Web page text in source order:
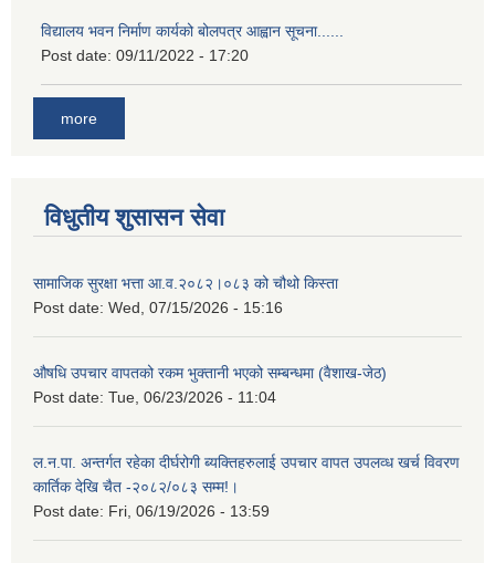
विद्यालय भवन निर्माण कार्यको बोलपत्र आह्वान सूचना......
Post date: 09/11/2022 - 17:20
more
विधुतीय शुसासन सेवा
सामाजिक सुरक्षा भत्ता आ.व.२०८२।०८३ को चौथो किस्ता
Post date: Wed, 07/15/2026 - 15:16
औषधि उपचार वापतको रकम भुक्तानी भएको सम्बन्धमा (वैशाख-जेठ)
Post date: Tue, 06/23/2026 - 11:04
ल.न.पा. अन्तर्गत रहेका दीर्घरोगी ब्यक्तिहरुलाई उपचार वापत उपलव्ध खर्च विवरण
कार्तिक देखि चैत -२०८२/०८३ सम्म!।
Post date: Fri, 06/19/2026 - 13:59